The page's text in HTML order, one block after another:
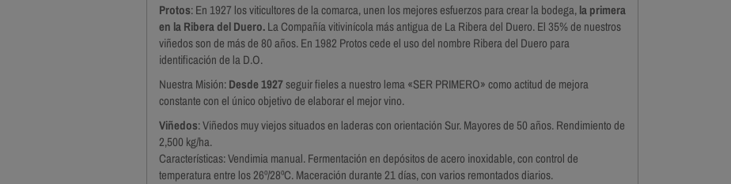
Protos: En 1927 los viticultores de la comarca, unen los mejores esfuerzos para crear la bodega,la primera
en la Ribera del Duero.La Compañía vitivinícola más antigua de La Ribera del Duero. El 35% de nuestros
viñedos son de más de 80 años. En 1982 Protos cede el uso del nombre Ribera del Duero para
identificación de la D.O.
Nuestra Misión:Desde 1927seguir fieles a nuestro lema «SER PRIMERO» como actitud de mejora
constante con el único objetivo de elaborar el mejor vino.
Viñedos: Viñedos muy viejos situados en laderas con orientación Sur. Mayores de 50 años. Rendimiento de
2,500 kg/ha.
Características: Vendimia manual. Fermentación en depósitos de acero inoxidable, con control de
temperatura entre los 26º/28ºC. Maceración durante 21 días, con varios remontados diarios.